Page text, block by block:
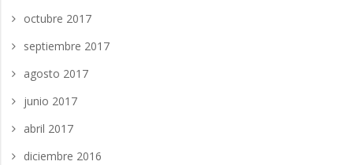
octubre 2017
septiembre 2017
agosto 2017
junio 2017
abril 2017
diciembre 2016